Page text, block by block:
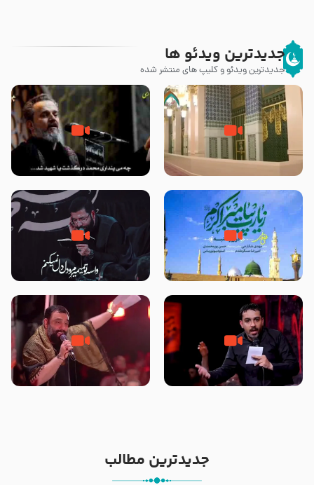
جدیدترین ویدئو ها
جدیدترین ویدئو و کلیپ های منتشر شده
زیارت پیامبر اکرم صلی الله علیه و
اله و سلم در مدینه به همراه
مرگ یا قتل – ملا باسم کربلایی
زیارت پیامبر اکرم صلی الله علیه و
آله در روز شنبه با نوای علی فانی
مصداق کربلا – حاج حسین سیب
سرخی
شور ، حسینا! به‌ حق زهرا «أُنْظُرْ
إِلَینا» – عزاداری شب هفتم ماه
جانا جانا ابی عبدالله – کربلایی جواد
مقدم – شب هشتم محرم 1448 –
جدیدترین مطالب